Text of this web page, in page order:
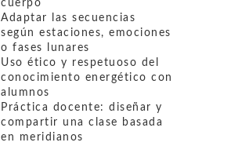
cuerpo
Adaptar las secuencias
según estaciones, emociones
o fases lunares
Uso ético y respetuoso del
conocimiento energético con
alumnos
Práctica docente: diseñar y
compartir una clase basada
en meridianos